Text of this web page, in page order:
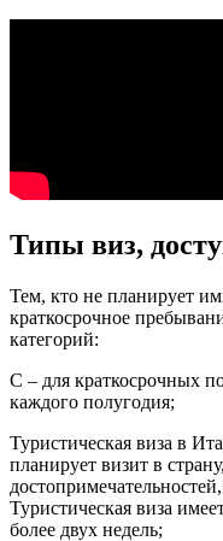
Типы виз,
Тем, кто не планирует
краткосрочное
категорий:
С – для краткосрочных
каждого полугодия;
Туристическая виза в
планирует визит в
Туристическая виза
более двух недель;